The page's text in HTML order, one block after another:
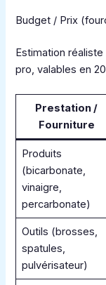
Budget / Prix
Estimation
pro, valables en
Prestation /
Fourniture
Produits
(bicarbonate,
vinaigre,
percarbonate)
Outils (brosses,
spatules,
pulvérisateur)